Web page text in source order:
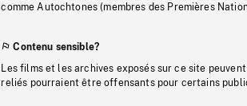
comme Autochtones (membres des Premières
Contenu sensible?
Les films et les archives exposés sur ce site
reliés pourraient être offensants pour certains